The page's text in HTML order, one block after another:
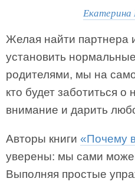
Желая найти партнера
установить
родителями, мы на
кто будет заботиться о
внимание и дарить
Авторы книги «Почему
уверены: мы сами
Выполняя простые